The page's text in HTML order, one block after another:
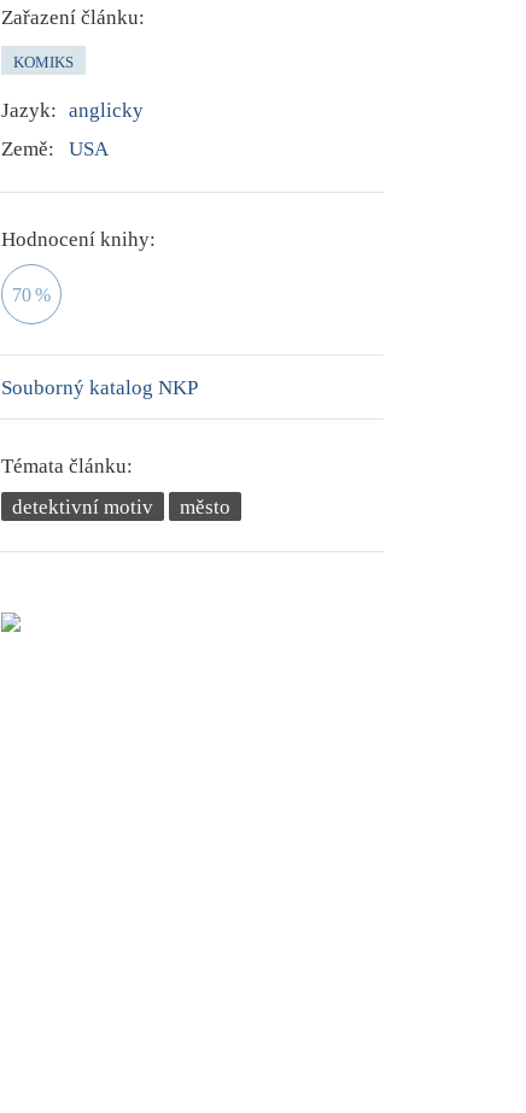
Zařazení článku:
KOMIKS
Jazyk: anglicky
Země:
USA
Hodnocení knihy:
70 %
Souborný katalog NKP
Témata článku:
detektivní motiv
město